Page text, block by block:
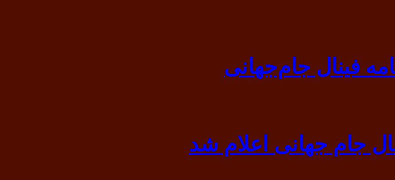
فینال جام‌جهانی
جام جهانی اعلام شد